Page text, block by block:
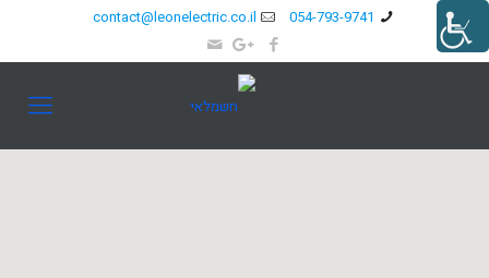
054-793-9741
contact@leonelectric.co.il